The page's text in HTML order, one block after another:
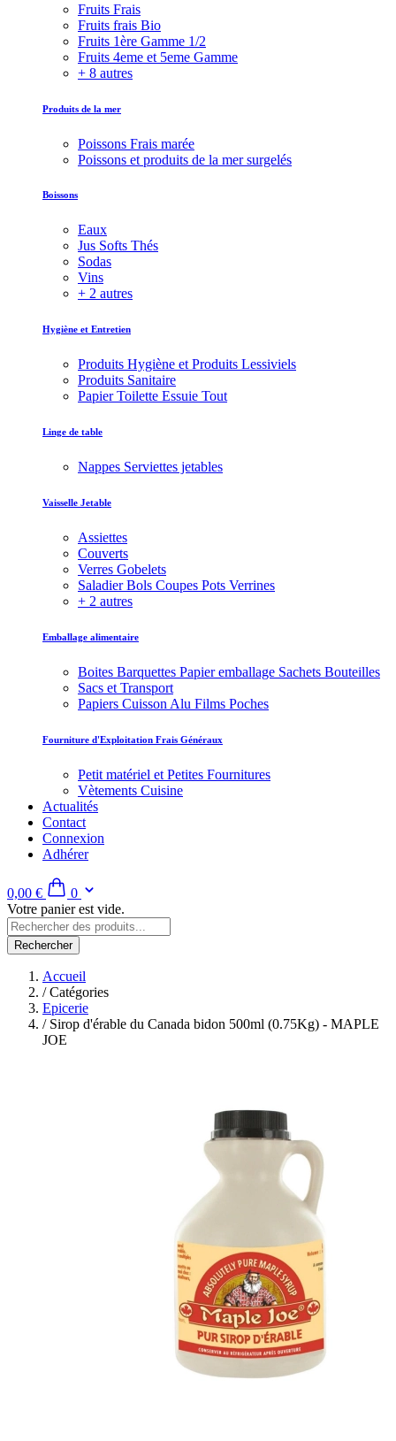
Fruits Frais
Fruits frais Bio
Fruits 1ère Gamme 1/2
Fruits 4eme et 5eme Gamme
+ 8 autres
Produits de la mer
Poissons Frais marée
Poissons et produits de la mer surgelés
Boissons
Eaux
Jus Softs Thés
Sodas
Vins
+ 2 autres
Hygiène et Entretien
Produits Hygiène et Produits Lessiviels
Produits Sanitaire
Papier Toilette Essuie Tout
Linge de table
Nappes Serviettes jetables
Vaisselle Jetable
Assiettes
Couverts
Verres Gobelets
Saladier Bols Coupes Pots Verrines
+ 2 autres
Emballage alimentaire
Boites Barquettes Papier emballage Sachets Bouteilles
Sacs et Transport
Papiers Cuisson Alu Films Poches
Fourniture d'Exploitation Frais Généraux
Petit matériel et Petites Fournitures
Vètements Cuisine
Actualités
Contact
Connexion
Adhérer
0,00 €
0
Votre panier est vide.
Rechercher
Accueil
/Catégories
Epicerie
/Sirop d'érable du Canada bidon 500ml (0.75Kg) - MAPLE
JOE